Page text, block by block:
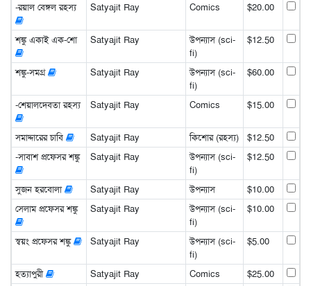
-রয়াল বেঙ্গল রহস্য Satyajit Ray Comics $20.00
শঙ্কু একাই এক-শো Satyajit Ray
উপন্যাস (sci-
fi)
$12.50
শঙ্কু-সমগ্র Satyajit Ray
উপন্যাস (sci-
fi)
$60.00
-শেয়ালদেবতা রহস্য Satyajit Ray Comics $15.00
সমাদ্দারের চাবি Satyajit Ray কিশোর (রহস্য)
$12.50
-সাবাশ প্রফেসর শঙ্কু
Satyajit Ray
উপন্যাস (sci-
fi)
$12.50
সুজন হরবোলা Satyajit Ray উপন্যাস
$10.00
সেলাম প্রফেসর শঙ্কু
Satyajit Ray
উপন্যাস (sci-
fi)
$10.00
স্বয়ং প্রফেসর শঙ্কু Satyajit Ray
উপন্যাস (sci-
fi)
$5.00
হত্যাপুরী Satyajit Ray Comics $25.00